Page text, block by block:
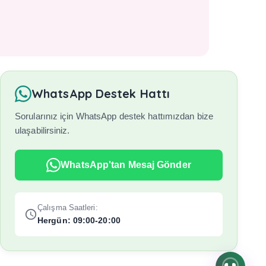
WhatsApp Destek Hattı
Sorularınız için WhatsApp destek hattımızdan bize
ulaşabilirsiniz.
WhatsApp'tan Mesaj Gönder
Çalışma Saatleri:
Hergün: 09:00-20:00